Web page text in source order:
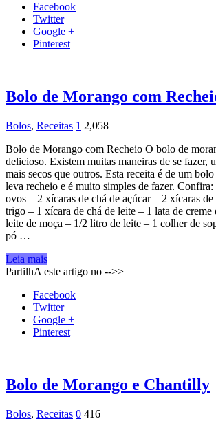
Facebook
Twitter
Google +
Pinterest
Bolo de Morango com
Bolos, Receitas 1 2,058
Bolo de Morango com Recheio O bolo de
delicioso. Existem muitas maneiras de se fazer,
mais secos que outros. Esta receita é de um
leva recheio e é muito simples de fazer.
ovos – 2 xícaras de chá de açúcar – 2 xícaras
trigo – 1 xícara de chá de leite – 1 lata de creme
leite de moça – 1/2 litro de leite – 1 colher de
pó …
Leia mais
PartilhA este artigo no -->>
Facebook
Twitter
Google +
Pinterest
Bolo de Morango e Chantilly
Bolos, Receitas 0 416